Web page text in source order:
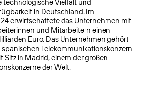
technologische Vielfalt und
in Deutschland. Im
erwirtschaftete das Unternehmen mit
und Mitarbeitern einen
Euro. Das Unternehmen gehört
Telekommunikationskonzern
Sitz in Madrid, einem der großen
der Welt.